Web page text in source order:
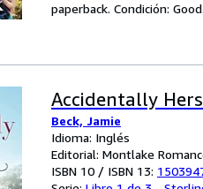
paperback. Condición: Good.
Accidentally
Beck, Jamie
Idioma: Inglés
Editorial: Montlake
ISBN 10 / ISBN 13: